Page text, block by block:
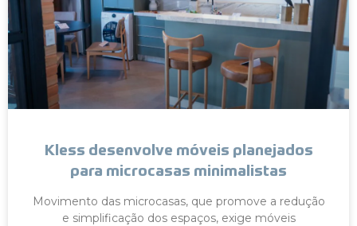
Kless desenvolve móveis planejados
para microcasas minimalistas
Movimento das microcasas, que promove a redução
e simplificação dos espaços, exige móveis